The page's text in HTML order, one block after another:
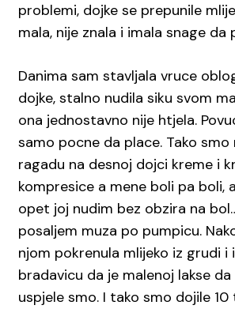
problemi, dojke se prepunile
mala, nije znala i imala snage da
Danima sam stavljala vruce
dojke, stalno nudila siku svom
ona jednostavno nije htjela.
samo pocne da place. Tako smo
ragadu na desnoj dojci kreme i
kompresice a mene boli pa boli,
opet joj nudim bez obzira na
posaljem muza po pumpicu.
njom pokrenula mlijeko iz grudi i
bradavicu da je malenoj lakse
uspjele smo. I tako smo dojile